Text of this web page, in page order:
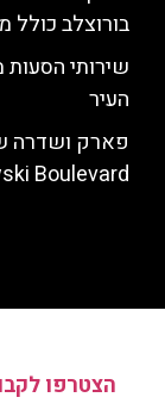
בורוצלב
שירותי
העיר
Boulevard
הצטרפו